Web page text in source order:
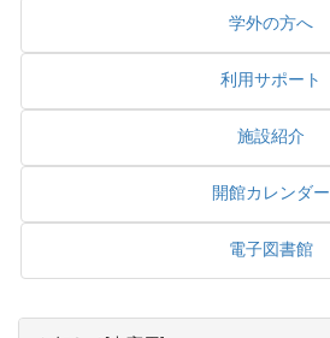
学外の方へ
利用サポート
施設紹介
開館カレンダー
電子図書館